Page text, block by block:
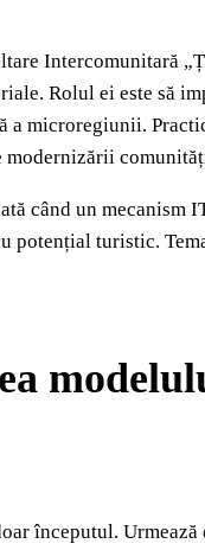
Intercomunitară
Rolul ei este să
a microregiunii.
modernizării
când un
potențial turistic.
începutul.